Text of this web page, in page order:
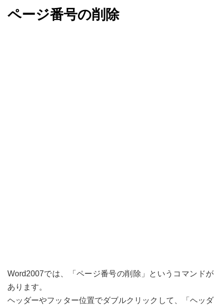
ページ番号の削除
Word2007では、「ページ番号の削除」というコマンドが
あります。
ヘッダーやフッター位置でダブルクリックして、「ヘッダ